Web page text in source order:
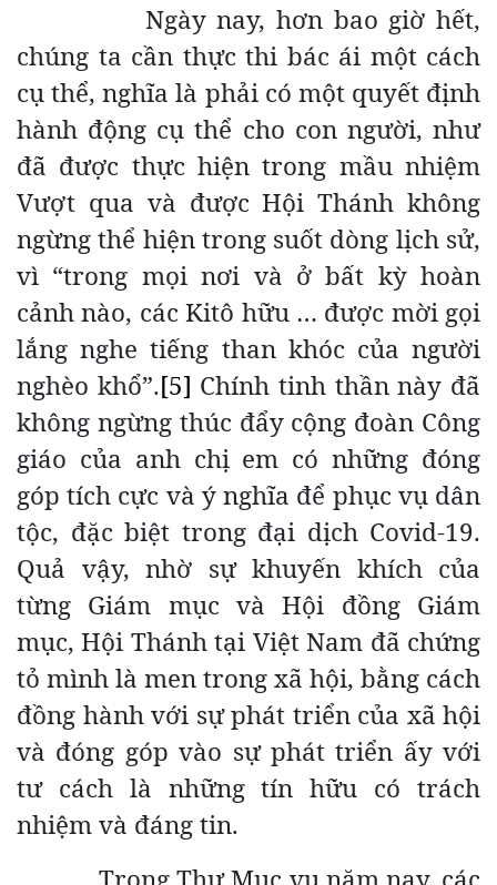
Ngày nay, hơn bao giờ hết,
chúng ta cần thực thi bác ái một cách
cụ thể, nghĩa là phải có một quyết định
hành động cụ thể cho con người, như
đã được thực hiện trong mầu nhiệm
Vượt qua và được Hội Thánh không
ngừng thể hiện trong suốt dòng lịch sử,
vì “trong mọi nơi và ở bất kỳ hoàn
cảnh nào, các Kitô hữu … được mời gọi
lắng nghe tiếng than khóc của người
nghèo khổ”.[5] Chính tinh thần này đã
không ngừng thúc đẩy cộng đoàn Công
giáo của anh chị em có những đóng
góp tích cực và ý nghĩa để phục vụ dân
tộc, đặc biệt trong đại dịch Covid-19.
Quả vậy, nhờ sự khuyến khích của
từng Giám mục và Hội đồng Giám
mục, Hội Thánh tại Việt Nam đã chứng
tỏ mình là men trong xã hội, bằng cách
đồng hành với sự phát triển của xã hội
và đóng góp vào sự phát triển ấy với
tư cách là những tín hữu có trách
nhiệm và đáng tin.